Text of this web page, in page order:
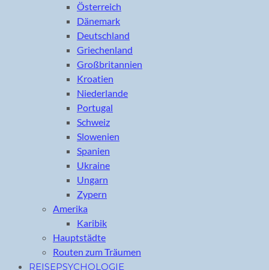
Österreich
Dänemark
Deutschland
Griechenland
Großbritannien
Kroatien
Niederlande
Portugal
Schweiz
Slowenien
Spanien
Ukraine
Ungarn
Zypern
Amerika
Karibik
Hauptstädte
Routen zum Träumen
REISEPSYCHOLOGIE